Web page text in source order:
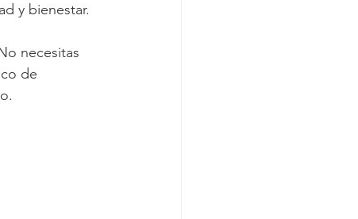
y bienestar.
necesitas
de